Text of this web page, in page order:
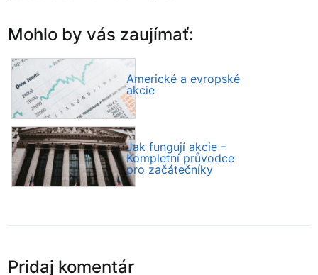
Mohlo by vás zaujímať:
Americké a evropské
akcie
Jak fungují akcie –
Kompletní průvodce
pro začátečníky
Pridaj komentár